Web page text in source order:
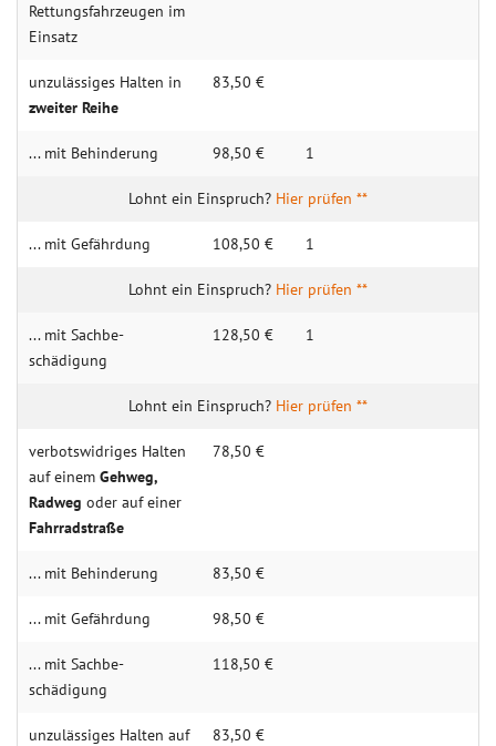
Rettungs­fahr­zeugen im
Ein­satz
unzulässiges Halten in
zweiter Reihe
83,50 €
... mit Behin­derung 98,50 € 1
Hier prüfen **
... mit Gefähr­dung 108,50 € 1
Hier prüfen **
... mit Sachbe­
schädigung
128,50 € 1
Hier prüfen **
verbotswidriges Halten
auf einem Geh­weg,
Rad­weg oder auf einer
Fahr­rad­straße
78,50 €
... mit Behin­derung 83,50 €
... mit Gefähr­dung 98,50 €
... mit Sachbe­
schädigung
118,50 €
unzulässiges Halten auf
83,50 €